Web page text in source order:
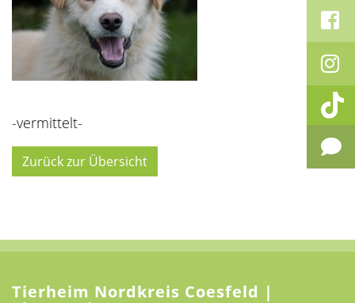
-vermittelt-
Zurück zur Übersicht
Tierheim Nordkreis Coesfeld |